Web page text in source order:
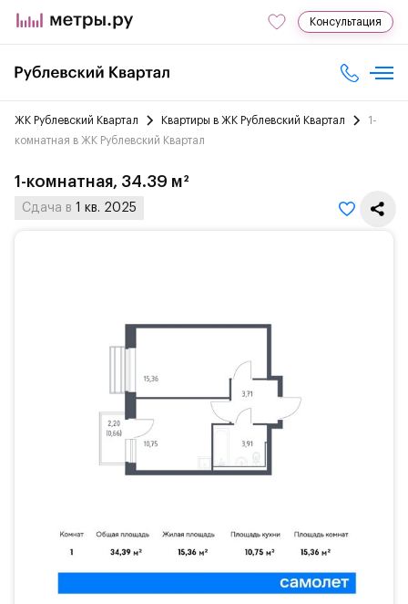
Консультация
ЖК Рублевский Квартал Квартиры в ЖК Рублевский Квартал
1-
комнатная в ЖК Рублевский Квартал
1-комнатная, 34.39 м²
Сдача в 1 кв. 2025